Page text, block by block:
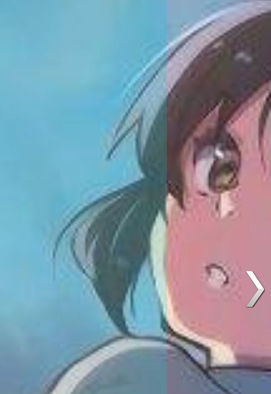
1"
get_the_author_meta )); ?>
"
'Y年n月j日G:i'
</p>